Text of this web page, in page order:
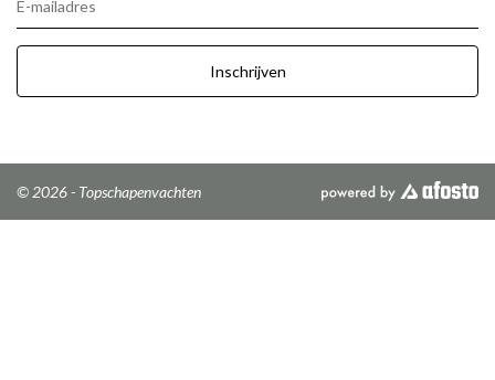
E-mailadres
Inschrijven
© 2026 - Topschapenvachten